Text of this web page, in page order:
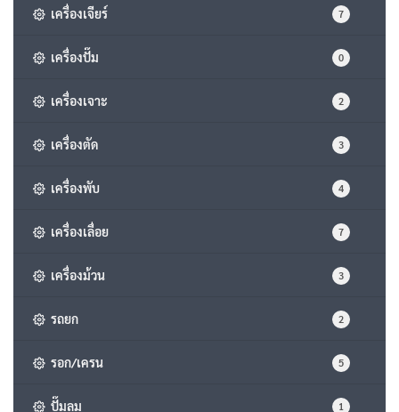
เครื่องเจียร์ 7
เครื่องปั๊ม 0
เครื่องเจาะ 2
เครื่องตัด 3
เครื่องพับ 4
เครื่องเลื่อย 7
เครื่องม้วน 3
รถยก 2
รอก/เครน 5
ปั๊มลม 1